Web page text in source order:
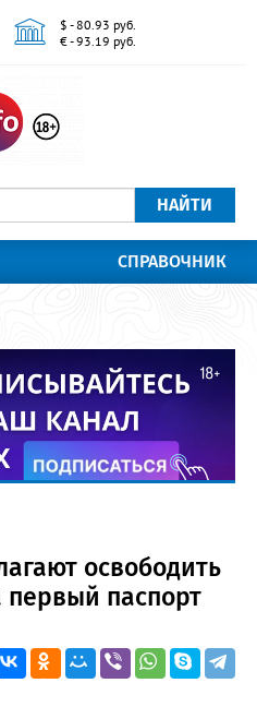
$ - 80.93 руб.
€ - 93.19 руб.
НАЙТИ
СПРАВОЧНИК
освободить
первый паспорт